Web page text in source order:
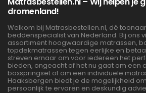
dromenland!
Welkom bij Matrasbestellen.nl, dé
beddenspecialist van Nederland. Bij ons
assortiment hoogwaardige matrassen,
topdekmatrassen tegen eerlijke en
streven ernaar om voor iedereen het
bieden, ongeacht of het nu gaat om een
boxspringset of om een individuele
Haaksbergen biedt je de mogelijkheid
persoonlijk te ervaren en deskundig